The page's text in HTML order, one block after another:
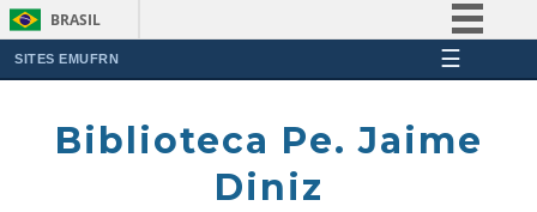
BRASIL
Participe
SITES EMUFRN ☰
Biblioteca Pe. Jaime
Diniz